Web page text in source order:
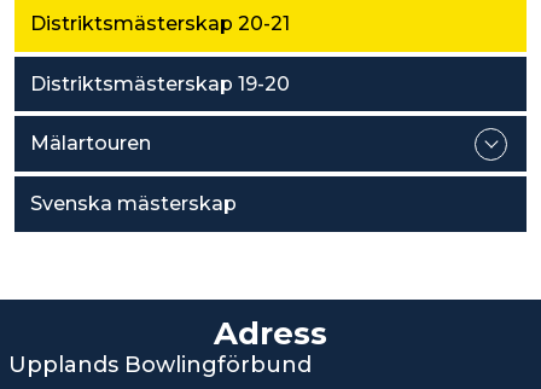
Distriktsmästerskap 20-21
Distriktsmästerskap 19-20
Mälartouren
Svenska mästerskap
Adress
Upplands Bowlingförbund